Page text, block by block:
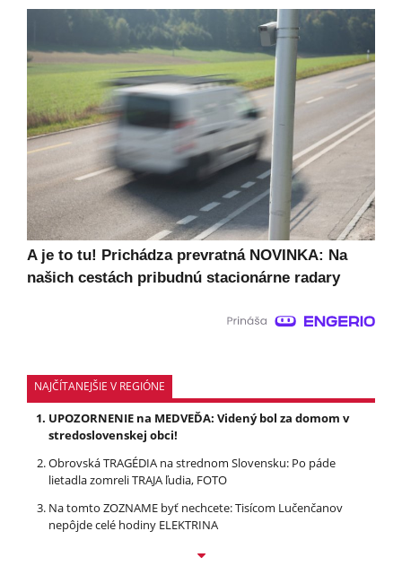
A je to tu! Prichádza prevratná NOVINKA: Na
našich cestách pribudnú stacionárne radary
NAJČÍTANEJŠIE V REGIÓNE
UPOZORNENIE na MEDVEĎA: Videný bol za domom v
stredoslovenskej obci!
Obrovská TRAGÉDIA na strednom Slovensku: Po páde
lietadla zomreli TRAJA ľudia, FOTO
Na tomto ZOZNAME byť nechcete: Tisícom Lučenčanov
nepôjde celé hodiny ELEKTRINA